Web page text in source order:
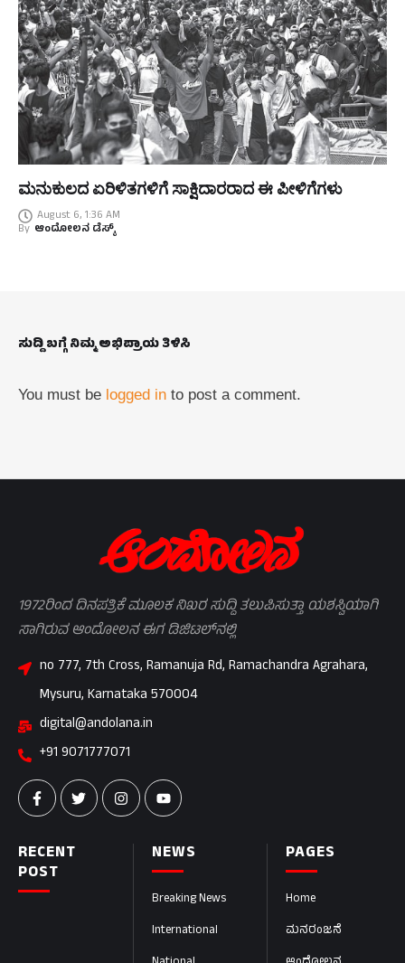
ಮನುಕುಲದ ಏರಿಳಿತಗಳಿಗೆ ಸಾಕ್ಷಿದಾರರಾದ ಈ ಪೀಳಿಗೆಗಳು
August 6, 1:36 AM
By ಆಂದೋಲನ ಡೆಸ್ಕ್
ಸುದ್ದಿ ಬಗ್ಗೆ ನಿಮ್ಮ ಅಭಿಪ್ರಾಯ ತಿಳಿಸಿ
You must be logged in to post a comment.
PAGES
Home
ಮನರಂಜನೆ
NEWS
Breaking News
International
RECENT
POST
1972ರಿಂದ ದಿನಪತ್ರಿಕೆ ಮೂಲಕ ನಿಖರ ಸುದ್ದಿ ತಲುಪಿಸುತ್ತಾ ಯಶಸ್ವಿಯಾಗಿ
ಸಾಗಿರುವ ಆಂದೋಲನ ಈಗ ಡಿಜಿಟಲ್‌ನಲ್ಲಿ
no 777, 7th Cross, Ramanuja Rd, Ramachandra Agrahara,
Mysuru, Karnataka 570004
digital@andolana.in
+91 9071777071